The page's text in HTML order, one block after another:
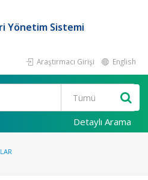
Yönetim Sistemi
Araştırmacı Girişi English
Detaylı Arama